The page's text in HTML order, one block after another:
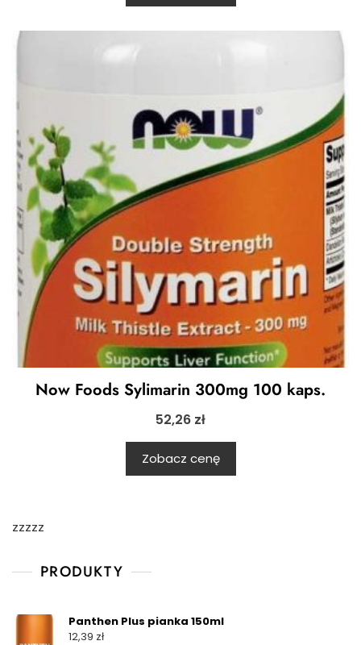
Now Foods Sylimarin 300mg 100 kaps.
52,26 zł
Zobacz cenę
zzzzz
PRODUKTY
Panthen Plus pianka 150ml
12,39 zł